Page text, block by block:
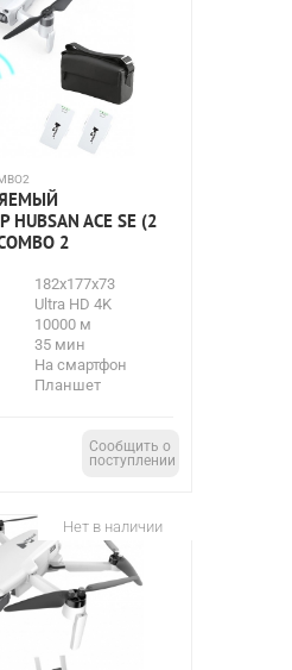
ACE SE (2
2
182x177x73
Ultra HD 4K
10000 м
35 мин
На смартфон
Планшет
Сообщить о
поступлении
Нет в наличии